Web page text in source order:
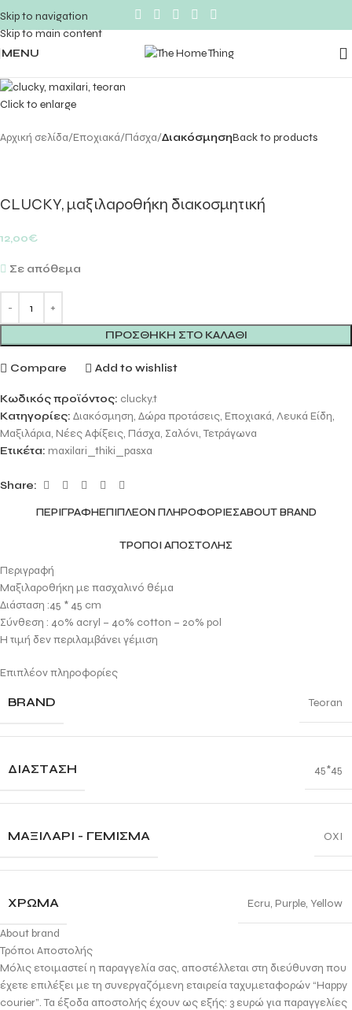
Skip to navigation
Skip to main content
MENU
Click to enlarge
Αρχική σελίδα Εποχιακά Πάσχα ΔιακόσμησηBack to products
CLUCKY, μαξιλαροθήκη διακοσμητική
12,00€
Σε απόθεμα
ΠΡΟΣΘΉΚΗ ΣΤΟ ΚΑΛΆΘΙ
Compare Add to wishlist
Κωδικός προϊόντος: clucky.t
Κατηγορίες: Διακόσμηση, Δώρα προτάσεις, Εποχιακά, Λευκά Είδη,
Μαξιλάρια, Νέες Αφίξεις, Πάσχα, Σαλόνι, Τετράγωνα
Ετικέτα: maxilari_thiki_pasxa
Share:
ΠΕΡΙΓΡΑΦΉΕΠΙΠΛΈΟΝ ΠΛΗΡΟΦΟΡΊΕΣABOUT BRAND
ΤΡΌΠΟΙ ΑΠΟΣΤΟΛΉΣ
Περιγραφή
Μαξιλαροθήκη με πασχαλινό θέμα
Διάσταση :45 * 45 cm
Σύνθεση : 40% acryl – 40% cotton – 20% pol
Η τιμή δεν περιλαμβάνει γέμιση
Επιπλέον πληροφορίες
BRAND Teoran
ΔΙΆΣΤΑΣΗ 45*45
ΜΑΞΙΛΑΡΙ - ΓΕΜΙΣΜΑ ΟΧΙ
ΧΡΏΜΑ Ecru, Purple, Yellow
About brand
Τρόποι Αποστολής
Μόλις ετοιμαστεί η παραγγελία σας, αποστέλλεται στη διεύθυνση που
έχετε επιλέξει με τη συνεργαζόμενη εταιρεία ταχυμεταφορών “Happy
courier”. Τα έξοδα αποστολής έχουν ως εξής: 3 ευρώ για παραγγελίες